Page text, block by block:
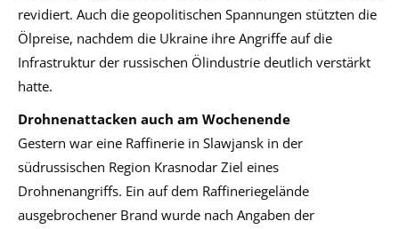
revidiert. Auch die geopolitischen Spannungen stützten die
Ölpreise, nachdem die Ukraine ihre Angriffe auf die
Infrastruktur der russischen Ölindustrie deutlich verstärkt
hatte.
Drohnenattacken auch am Wochenende
Gestern war eine Raffinerie in Slawjansk in der
südrussischen Region Krasnodar Ziel eines
Drohnenangriffs. Ein auf dem Raffineriegelände
ausgebrochener Brand wurde nach Angaben der